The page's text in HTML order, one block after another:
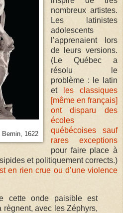
Bernin, 1622
nombreux artistes.
Les latinistes
adolescents
l’apprenaient lors
de leurs versions.
(Le Québec a
résolu le
problème : le latin
etles classiques
[même en français]
ont disparu des
écoles
québécoises sauf
rares exceptions
pour faire place à
et politiquement corrects.)
en rien crue ou d’une violence
cette onde paisible est
règnent, avec les Zéphyrs,